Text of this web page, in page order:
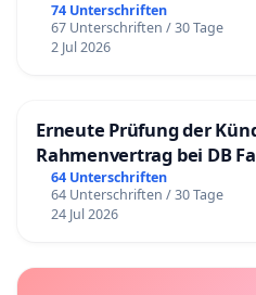
74 Unterschriften
67 Unterschriften / 30 Tage
2 Jul 2026
Erneute Prüfung der
Rahmenvertrag bei DB
64 Unterschriften
64 Unterschriften / 30 Tage
24 Jul 2026